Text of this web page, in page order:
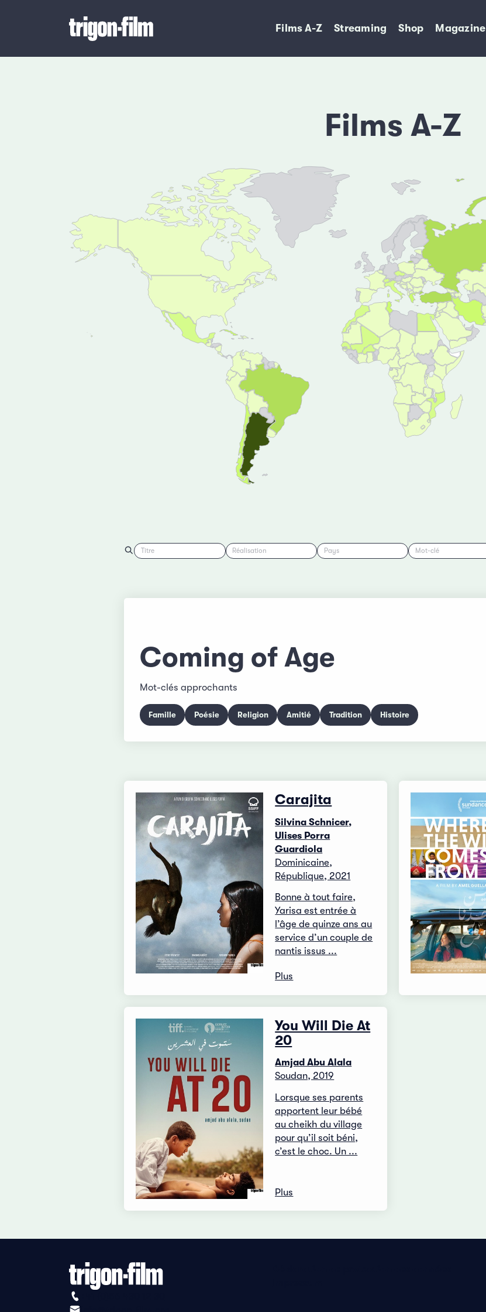
Films A-Z Streaming Shop Magazine
Films A-Z
Titre Réalisation Pays Mot-clé
Coming of Age
Mot-clés approchants
Famille Poésie Religion Amitié Tradition Histoire
Carajita
Silvina Schnicer,
Ulises Porra
Guardiola
Dominicaine,
République, 2021
Bonne à tout faire,
Yarisa est entrée à
l’âge de quinze ans au
service d’un couple de
nantis issus ...
Plus
You Will Die At
20
Amjad Abu Alala
Soudan, 2019
Lorsque ses parents
apportent leur bébé
au cheikh du village
pour qu’il soit béni,
c’est le choc. Un ...
Plus